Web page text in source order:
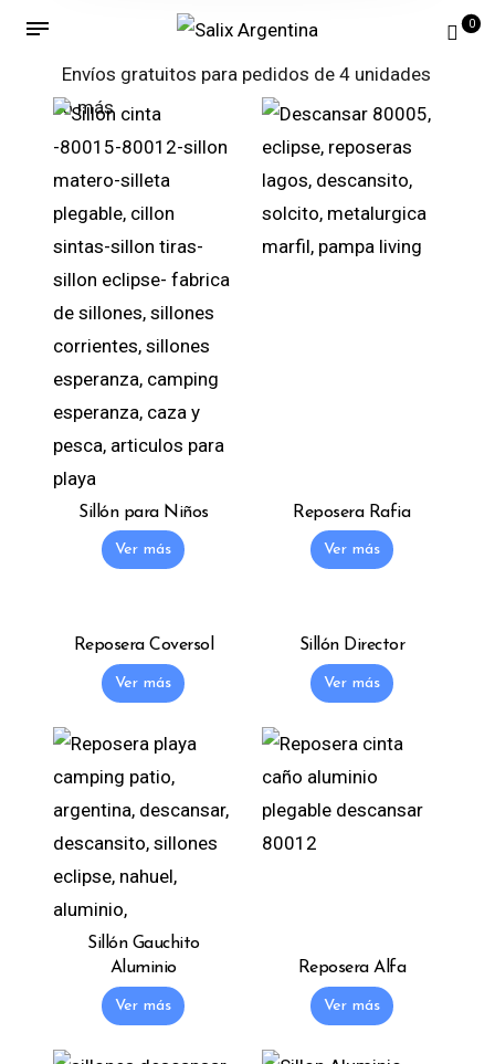
0
Envíos gratuitos para pedidos de 4 unidades
o más
Sillón para Niños
Ver más
Reposera Rafia
Ver más
Reposera Coversol
Ver más
Sillón Director
Ver más
Sillón Gauchito
Aluminio
Ver más
Reposera Alfa
Ver más